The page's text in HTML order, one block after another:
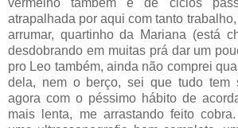
atrapalhada por aqui com tanto
arrumar, quartinho da Mariana (está
desdobrando em muitas prá dar um
pro Leo também, ainda não comprei
dela, nem o berço, sei que tudo tem
agora com o péssimo hábito de
mais lenta, me arrastando feito